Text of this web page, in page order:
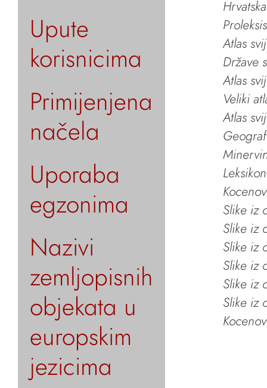
Upute
korisnicima
Primijenjena
načela
Uporaba
egzonima
Nazivi
zemljopisnih
objekata u
europskim
jezicima
Atlas
Države
Atlas
Veliki
Atlas
Slike iz
Slike iz
Slike iz
Slike iz
Slike iz
Slike iz